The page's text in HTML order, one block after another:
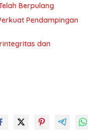
Berpulang
Pendampingan
dan